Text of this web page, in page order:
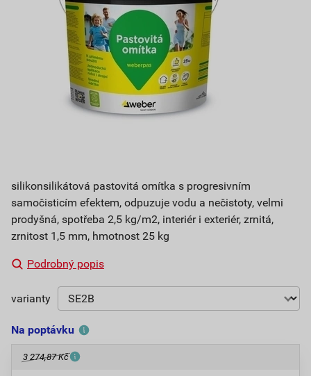
silikonsilikátová pastovitá omítka s progresivním
samočisticím efektem, odpuzuje vodu a nečistoty, velmi
prodyšná, spotřeba 2,5 kg/m2, interiér i exteriér, zrnitá,
zrnitost 1,5 mm, hmotnost 25 kg
Podrobný popis
varianty
Na poptávku
3 274,87 Kč